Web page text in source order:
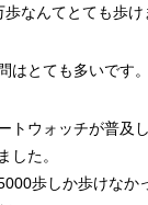
歩なんてとても歩
はとても多いです。
トウォッチが普及
した。
歩しか歩けなか